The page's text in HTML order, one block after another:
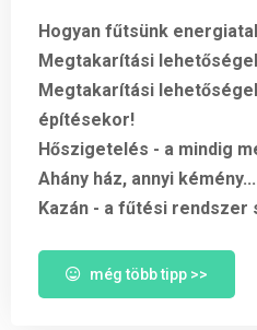
Hogyan fűtsünk
Megtakarítási
Megtakarítási
építésekor!
Hőszigetelés - a mindig
Ahány ház, annyi kémény...
Kazán - a fűtési rendszer
még több tipp >>